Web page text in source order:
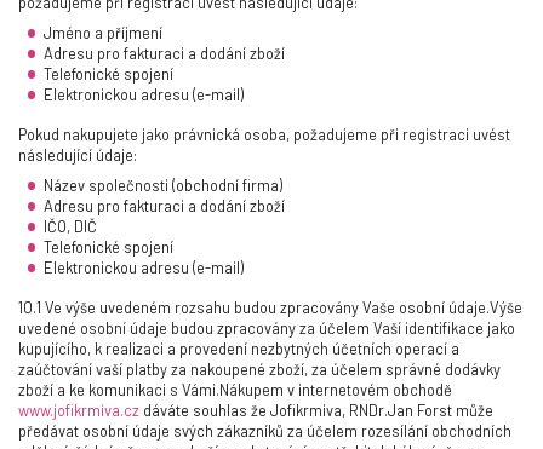
Jméno a příjmení
Adresu pro fakturaci a dodání zboží
Telefonické spojení
Elektronickou adresu (e-mail)
Pokud nakupujete jako právnická osoba, požadujeme při registraci uvést
následující údaje:
Název společnosti (obchodní firma)
Adresu pro fakturaci a dodání zboží
IČO, DIČ
Telefonické spojení
Elektronickou adresu (e-mail)
10.1 Ve výše uvedeném rozsahu budou zpracovány Vaše osobní údaje.Výše
uvedené osobní údaje budou zpracovány za účelem Vaší identifikace jako
kupujícího, k realizaci a provedení nezbytných účetních operací a
zaúčtování vaší platby za nakoupené zboží, za účelem správné dodávky
zboží a ke komunikaci s Vámi.Nákupem v internetovém obchodě
www.jofikrmiva.cz dáváte souhlas že Jofikrmiva, RNDr.Jan Forst může
předávat osobní údaje svých zákazníků za účelem rozesílání obchodních